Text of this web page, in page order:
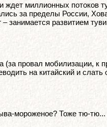
миллионных потоков
за пределы России,
занимается развитием
провал мобилизации, к
на китайский и
мороженое? Тоже тю-